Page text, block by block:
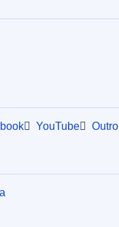
YouTube Outro